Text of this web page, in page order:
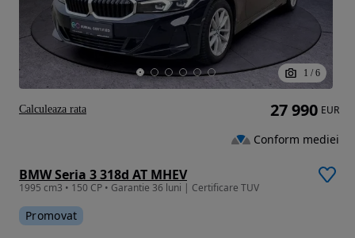
1 / 6
BMW Seria 3 318d AT MHEV
1995 cm3 • 150 CP • Garantie 36 luni | Certificare TUV
Promovat
27 990 EUR
Conform mediei
Calculeaza rata